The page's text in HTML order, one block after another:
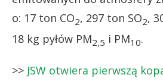
o: 17 ton CO2, 297 ton SO2,
18 kg pyłów PM2,5 i PM10.
>> JSW otwiera pierwszą